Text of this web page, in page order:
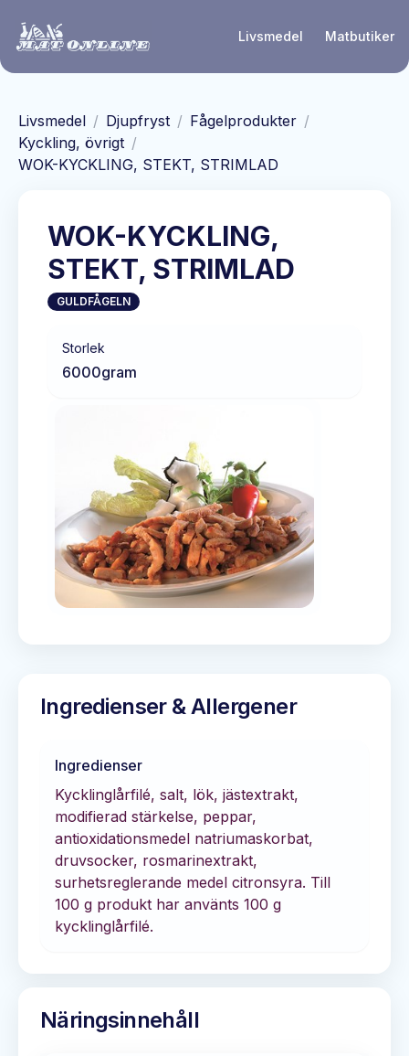
Livsmedel Matbutiker
Livsmedel / Djupfryst / Fågelprodukter /
Kyckling, övrigt /
WOK-KYCKLING, STEKT, STRIMLAD
WOK-KYCKLING,
STEKT, STRIMLAD
GULDFÅGELN
Storlek
6000gram
Ingredienser & Allergener
Ingredienser
Kycklinglårfilé, salt, lök, jästextrakt,
modifierad stärkelse, peppar,
antioxidationsmedel natriumaskorbat,
druvsocker, rosmarinextrakt,
surhetsreglerande medel citronsyra. Till
100 g produkt har använts 100 g
kycklinglårfilé.
Näringsinnehåll